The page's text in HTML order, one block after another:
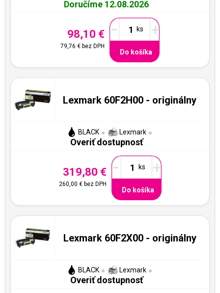
Doručíme 12.08.2026
98,10 €
79,76 € bez DPH
- +
Do košíka
Lexmark 60F2H00 - originálny
BLACK Lexmark
Overiť dostupnosť
319,80 €
260,00 €bez DPH
- +
Do košíka
Lexmark 60F2X00 - originálny
BLACK Lexmark
Overiť dostupnosť